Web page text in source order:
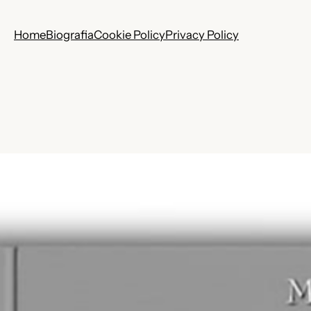
HomeBiografiaCookie PolicyPrivacy Policy